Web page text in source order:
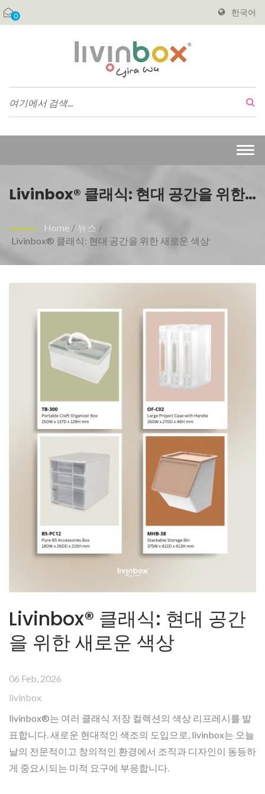
0 한국어
Livinbox® 클래식: 현대 공간을 위한
Home / 뉴스 /
Livinbox® 클래식: 현대 공간을 위한 새로운 색상
Livinbox® 클래식: 현대 공간
을 위한 새로운 색상
06 Feb, 2026
livinbox
livinbox®는 여러 클래식 저장 컬렉션의 색상 리프레시를 발
표합니다. 새로운 현대적인 색조의 도입으로, livinbox는 오늘
날의 전문적이고 창의적인 환경에서 조직과 디자인이 동등하
게 중요시되는 미적 요구에 부응합니다.